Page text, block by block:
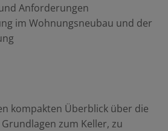
Anforderungen
im Wohnungsneubau und der
kompakten Überblick über die
zum Keller, zu